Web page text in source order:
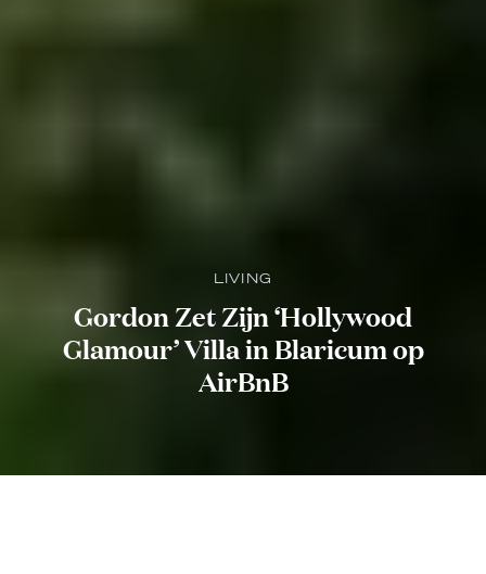
LIVING
Gordon Zet Zijn ‘Hollywood
Glamour’ Villa in Blaricum op
AirBnB